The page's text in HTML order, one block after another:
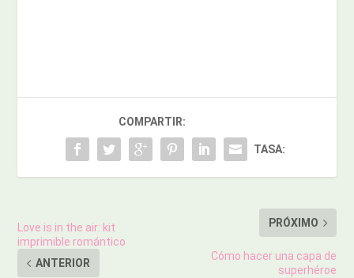
COMPARTIR:
TASA:
Love is in the air: kit
imprimible romántico
ANTERIOR
PRÓXIMO
Cómo hacer una capa de
superhéroe